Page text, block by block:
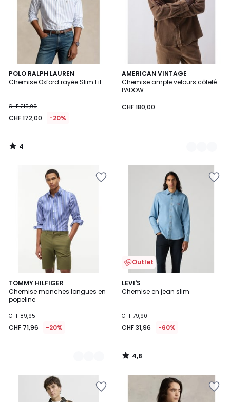
POLO RALPH LAUREN
Chemise Oxford rayée Slim Fit
CHF 215,00
CHF 172,00 -20%
4
/
4
/
AMERICAN VINTAGE
Chemise ample velours côtelé
PADOW
CHF 180,00
2
Couleurs
TOMMY HILFIGER
Chemise manches longues en
popeline
CHF 89,95
CHF 71,96 -20%
2
Couleurs
Outlet
LEVI'S
Chemise en jean slim
CHF 79,90
CHF 31,96 -60%
4,8
/ 5
4,8
/